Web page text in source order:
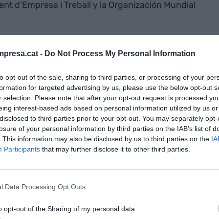
- Do Not Process My Personal Information
opt-out of the sale, sharing to third parties, or processing of your
for targeted advertising by us, please use the below opt-out
selection. Please note that after your opt-out request is processed
interest-based ads based on personal information utilized by us
to third parties prior to your opt-out. You may separately
of your personal information by third parties on the IAB’s list of
This information may also be disclosed by us to third parties on the
Participants that may further disclose it to other third parties.
Data Processing Opt Outs
opt-out of the Sharing of my personal data.
d'Empresa i Treball y la Organización Mundial
creciente en el conjunto del sector
558 millones de euros anuales, 269 de los
económico muy importante que queremos
Entre los cincuenta ponientes participantes,
de la Comisión Internacional de
de Motociclismo; Timothy
de Riverwind Foundation Jackson Hole;
de Turismo de Italia o David Millar,
Jornet también participará telemáticamente.
"Este
claro